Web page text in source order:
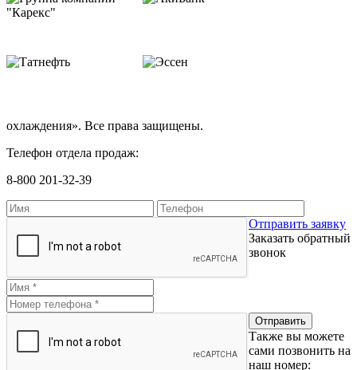
охлаждения». Все права защищены.
Телефон отдела продаж:
8-800 201-32-39
Отправить заявку
Заказать обратный
звонок
Также вы можете
сами позвонить на
наш номер: